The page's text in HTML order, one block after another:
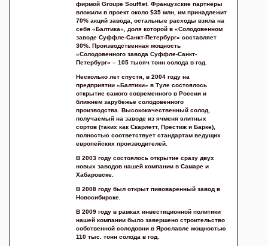
фирмой Groupe Soufflet. Французские партнёры
вложили в проект около $35 млн, им принадлежит
70% акций завода, остальные расходы взяла на
себя «Балтика», доля которой в «Солодовенном
заводе Суффле-Санкт-Петербург» составляет
30%. Производственная мощность
«Солодовенного завода Суффле-Санкт-
Петербург» – 105 тысяч тонн солода в год.
Несколько лет спустя, в 2004 году на
предприятии «Балтики» в Туле состоялось
открытие самого современного в России и
ближнем зарубежье солодовенного
производства. Высококачественный солод,
получаемый на заводе из ячменя элитных
сортов (таких как Скарлетт, Престиж и Барке),
полностью соответствует стандартам ведущих
европейских производителей.
В 2003 году состоялось открытие сразу двух
новых заводов нашей компании в Самаре и
Хабаровске.
В 2008 году был открыт пивоваренный завод в
Новосибирске.
В 2009 году в рамках инвестиционной политики
нашей компании было завершено строительство
собственной солодовни в Ярославле мощностью
110 тыс. тонн солода в год.